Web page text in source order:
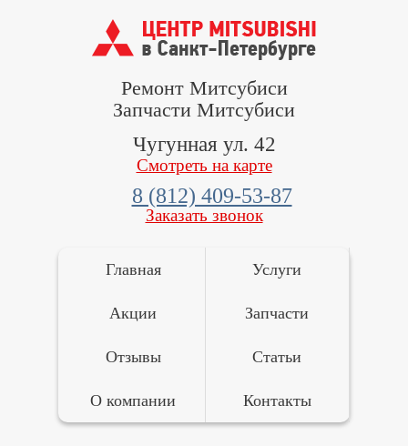
Ремонт Митсубиси
Запчасти Митсубиси
Чугунная ул. 42
Смотреть на карте
8 (812) 409-53-87
Заказать звонок
Главная
Акции
Услуги
Запчасти
Отзывы Статьи
О компании Контакты